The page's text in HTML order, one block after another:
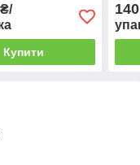
Купити